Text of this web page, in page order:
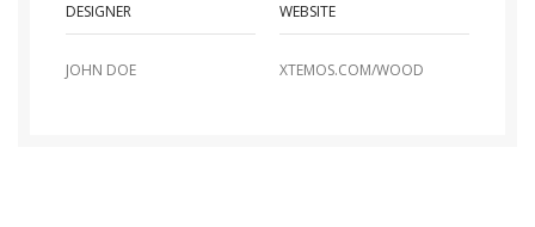
DESIGNER
JOHN DOE
WEBSITE
XTEMOS.COM/WOOD